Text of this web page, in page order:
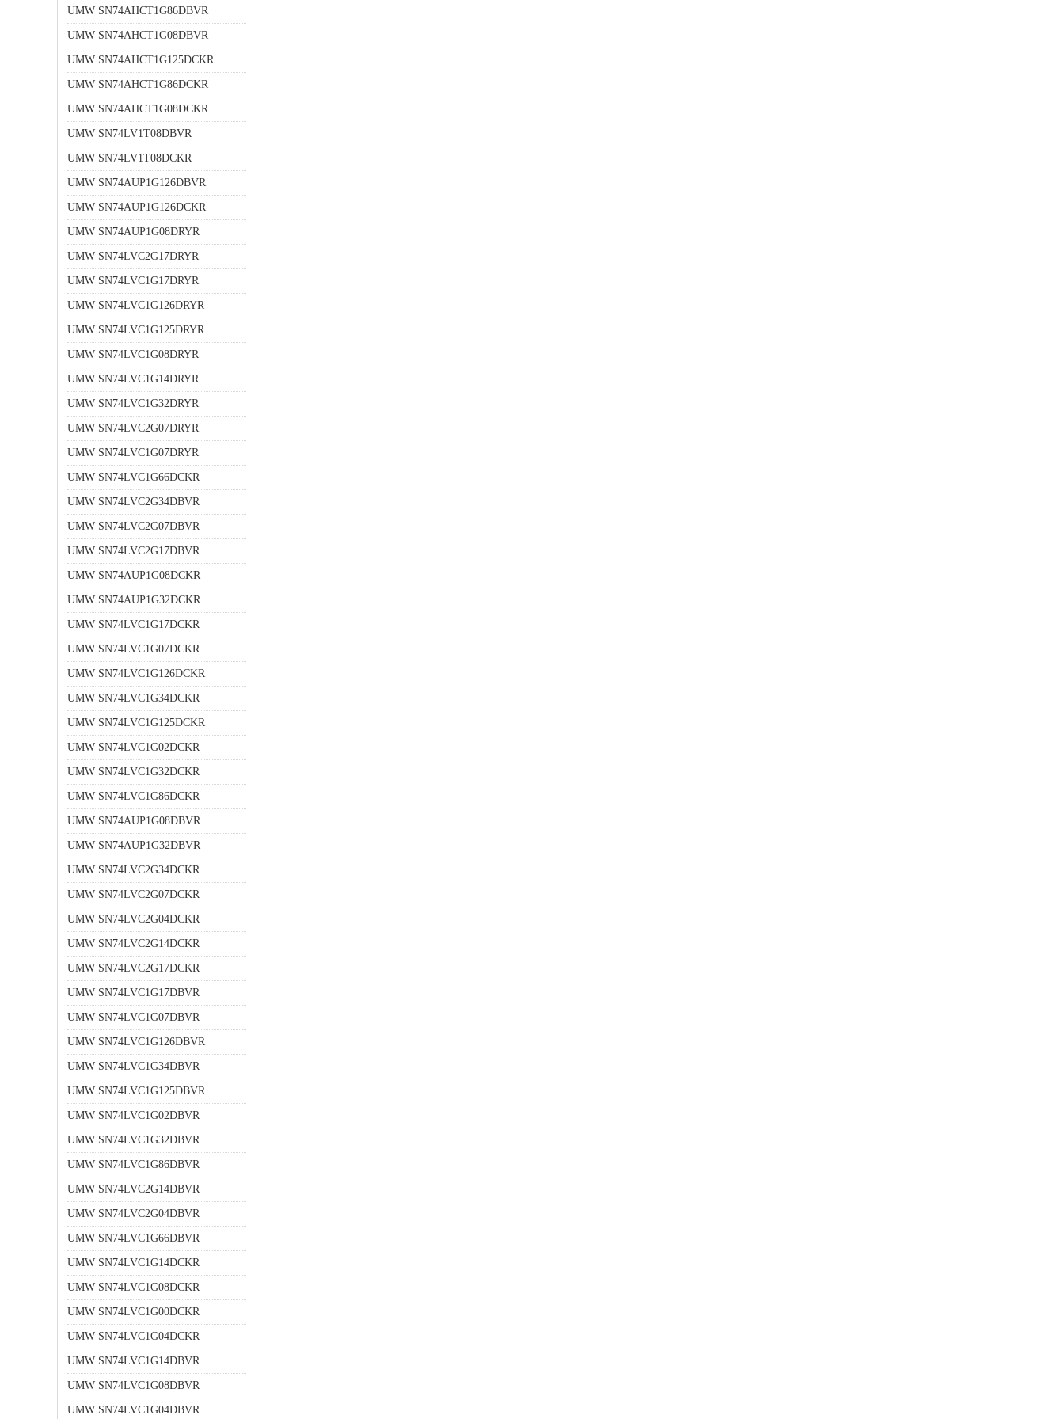
UMW SN74AHCT1G86DBVR
UMW SN74AHCT1G08DBVR
UMW SN74AHCT1G125DCKR
UMW SN74AHCT1G86DCKR
UMW SN74AHCT1G08DCKR
UMW SN74LV1T08DBVR
UMW SN74LV1T08DCKR
UMW SN74AUP1G126DBVR
UMW SN74AUP1G126DCKR
UMW SN74AUP1G08DRYR
UMW SN74LVC2G17DRYR
UMW SN74LVC1G17DRYR
UMW SN74LVC1G126DRYR
UMW SN74LVC1G125DRYR
UMW SN74LVC1G08DRYR
UMW SN74LVC1G14DRYR
UMW SN74LVC1G32DRYR
UMW SN74LVC2G07DRYR
UMW SN74LVC1G07DRYR
UMW SN74LVC1G66DCKR
UMW SN74LVC2G34DBVR
UMW SN74LVC2G07DBVR
UMW SN74LVC2G17DBVR
UMW SN74AUP1G08DCKR
UMW SN74AUP1G32DCKR
UMW SN74LVC1G17DCKR
UMW SN74LVC1G07DCKR
UMW SN74LVC1G126DCKR
UMW SN74LVC1G34DCKR
UMW SN74LVC1G125DCKR
UMW SN74LVC1G02DCKR
UMW SN74LVC1G32DCKR
UMW SN74LVC1G86DCKR
UMW SN74AUP1G08DBVR
UMW SN74AUP1G32DBVR
UMW SN74LVC2G34DCKR
UMW SN74LVC2G07DCKR
UMW SN74LVC2G04DCKR
UMW SN74LVC2G14DCKR
UMW SN74LVC2G17DCKR
UMW SN74LVC1G17DBVR
UMW SN74LVC1G07DBVR
UMW SN74LVC1G126DBVR
UMW SN74LVC1G34DBVR
UMW SN74LVC1G125DBVR
UMW SN74LVC1G02DBVR
UMW SN74LVC1G32DBVR
UMW SN74LVC1G86DBVR
UMW SN74LVC2G14DBVR
UMW SN74LVC2G04DBVR
UMW SN74LVC1G66DBVR
UMW SN74LVC1G14DCKR
UMW SN74LVC1G08DCKR
UMW SN74LVC1G00DCKR
UMW SN74LVC1G04DCKR
UMW SN74LVC1G14DBVR
UMW SN74LVC1G08DBVR
UMW SN74LVC1G04DBVR